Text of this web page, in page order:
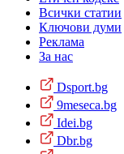
Всички статии
Ключови думи
Реклама
За нас
Dsport.bg
9meseca.bg
Idei.bg
Dbr.bg